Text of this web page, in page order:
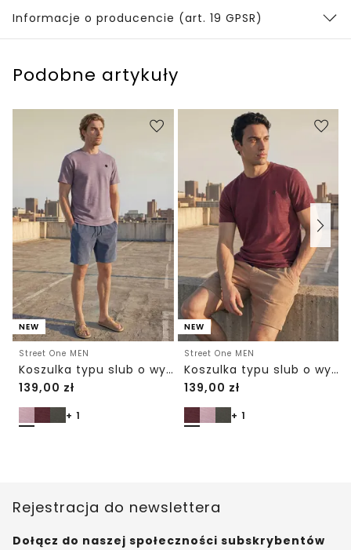
Informacje o producencie (art. 19 GPSR)
Podobne artykuły
NEW
Street One MEN
Koszulka typu slub o wyrazistej strukturze
139,00 zł
+ 1
NEW
Street One MEN
Koszulka typu slub o wyrazistej strukturze
139,00 zł
+ 1
Rejestracja do newslettera
Dołącz do naszej społeczności subskrybentów